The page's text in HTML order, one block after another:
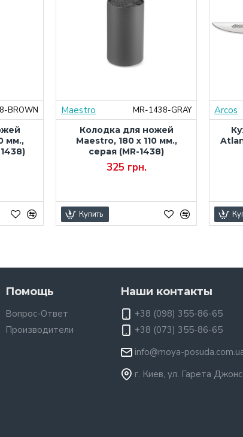
BROWN
мм.,
Maestro
MR-1438-GRAY
Колодка для ножей
Maestro, 180 x 110 мм.,
серая (MR-1438)
325 грн.
Купить
Arcos
Помощь
Вопрос-Ответ
Производители
Наши контакты
+38 (098) 355-86-65
+38 (073) 355-86-65
info@moya-
г. Киев, ул. Гарета